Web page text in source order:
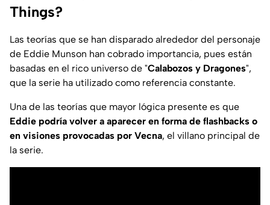
Things?
Las teorías que se han disparado alrededor del personaje
de Eddie Munson han cobrado importancia, pues están
basadas en el rico universo de "Calabozos y Dragones",
que la serie ha utilizado como referencia constante.
Una de las teorías que mayor lógica presente es que
Eddie podría volver a aparecer en forma de flashbacks o
en visiones provocadas por Vecna, el villano principal de
la serie.